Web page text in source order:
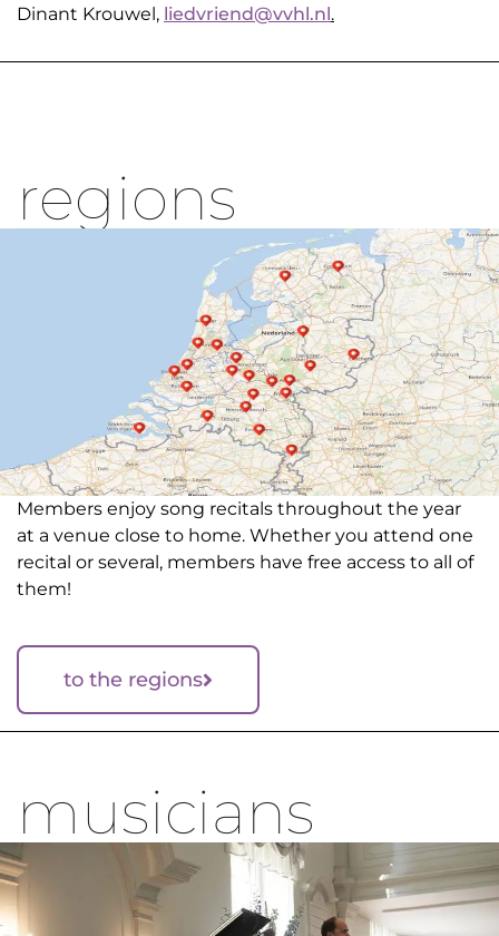
Dinant Krouwel, liedvriend@vvhl.nl .
regions
Members enjoy song recitals throughout the year
at a venue close to home. Whether you attend one
recital or several, members have free access to all of
them!
to the regions
musicians